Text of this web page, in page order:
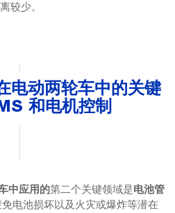
较少。
电动两轮车中的关键
和电机控制
中应用的第二个关键领域是电池管
免电池损坏以及火灾或爆炸等潜在